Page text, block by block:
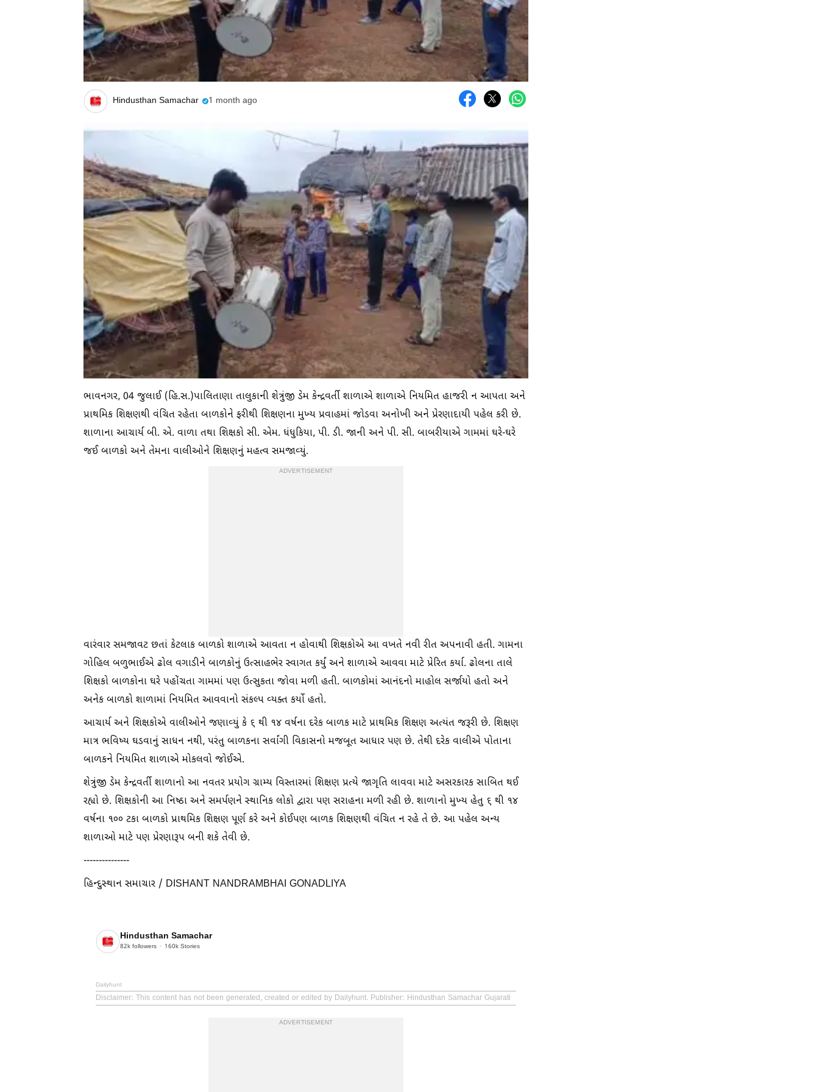
Hindusthan Samachar 1 month ago
ભાવનગર, 04 જુલાઈ (હિ.સ.)પાલિતાણા તાલુકાની શેત્રુંજી ડેમ કેન્દ્રવર્તી શાળાએ શાળાએ નિયમિત હાજરી ન આપતા અને
પ્રાથમિક શિક્ષણથી વંચિત રહેતા બાળકોને ફરીથી શિક્ષણના મુખ્ય પ્રવાહમાં જોડવા અનોખી અને પ્રેરણાદાયી પહેલ કરી છે.
શાળાના આચાર્ય બી. એ. વાળા તથા શિક્ષકો સી. એમ. ધંધુકિયા, પી. ડી. જાની અને પી. સી. બાબરીયાએ ગામમાં ઘરે-ઘરે
જઈ બાળકો અને તેમના વાલીઓને શિક્ષણનું મહત્વ સમજાવ્યું.
ADVERTISEMENT
વારંવાર સમજાવટ છતાં કેટલાક બાળકો શાળાએ આવતા ન હોવાથી શિક્ષકોએ આ વખતે નવી રીત અપનાવી હતી. ગામના
ગોહિલ બળુભાઈએ ઢોલ વગાડીને બાળકોનું ઉત્સાહભેર સ્વાગત કર્યું અને શાળાએ આવવા માટે પ્રેરિત કર્યા. ઢોલના તાલે
શિક્ષકો બાળકોના ઘરે પહોંચતા ગામમાં પણ ઉત્સુકતા જોવા મળી હતી. બાળકોમાં આનંદનો માહોલ સર્જાયો હતો અને
અનેક બાળકો શાળામાં નિયમિત આવવાનો સંકલ્પ વ્યક્ત કર્યો હતો.
આચાર્ય અને શિક્ષકોએ વાલીઓને જણાવ્યું કે ૬ થી ૧૪ વર્ષના દરેક બાળક માટે પ્રાથમિક શિક્ષણ અત્યંત જરૂરી છે. શિક્ષણ
માત્ર ભવિષ્ય ઘડવાનું સાધન નથી, પરંતુ બાળકના સર્વાંગી વિકાસનો મજબૂત આધાર પણ છે. તેથી દરેક વાલીએ પોતાના
બાળકને નિયમિત શાળાએ મોકલવો જોઈએ.
શેત્રુંજી ડેમ કેન્દ્રવર્તી શાળાનો આ નવતર પ્રયોગ ગ્રામ્ય વિસ્તારમાં શિક્ષણ પ્રત્યે જાગૃતિ લાવવા માટે અસરકારક સાબિત થઈ
રહ્યો છે. શિક્ષકોની આ નિષ્ઠા અને સમર્પણને સ્થાનિક લોકો દ્વારા પણ સરાહના મળી રહી છે. શાળાનો મુખ્ય હેતુ ૬ થી ૧૪
વર્ષના ૧૦૦ ટકા બાળકો પ્રાથમિક શિક્ષણ પૂર્ણ કરે અને કોઈપણ બાળક શિક્ષણથી વંચિત ન રહે તે છે. આ પહેલ અન્ય
શાળાઓ માટે પણ પ્રેરણારૂપ બની શકે તેવી છે.
---------------
હિન્દુસ્થાન સમાચાર / DISHANT NANDRAMBHAI GONADLIYA
Hindusthan Samachar
82k followers 160k Stories
Dailyhunt
Disclaimer: This content has not been generated, created or edited by Dailyhunt. Publisher: Hindusthan Samachar Gujarati
ADVERTISEMENT